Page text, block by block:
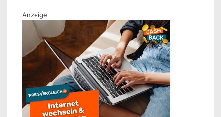
Nutzer
Anzeige